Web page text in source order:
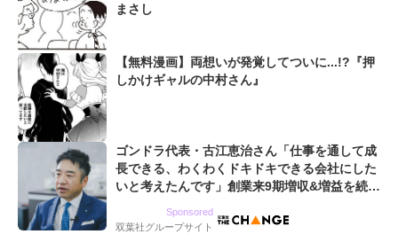
まさし
【無料漫画】両想いが発覚してついに...!?『押
しかけギャルの中村さん』
ゴンドラ代表・古江恵治さん「仕事を通して成
長できる、わくわくドキドキできる会社にした
いと考えたんです」創業来9期増収&増益を続け
Sponsored
双葉社グループサイト